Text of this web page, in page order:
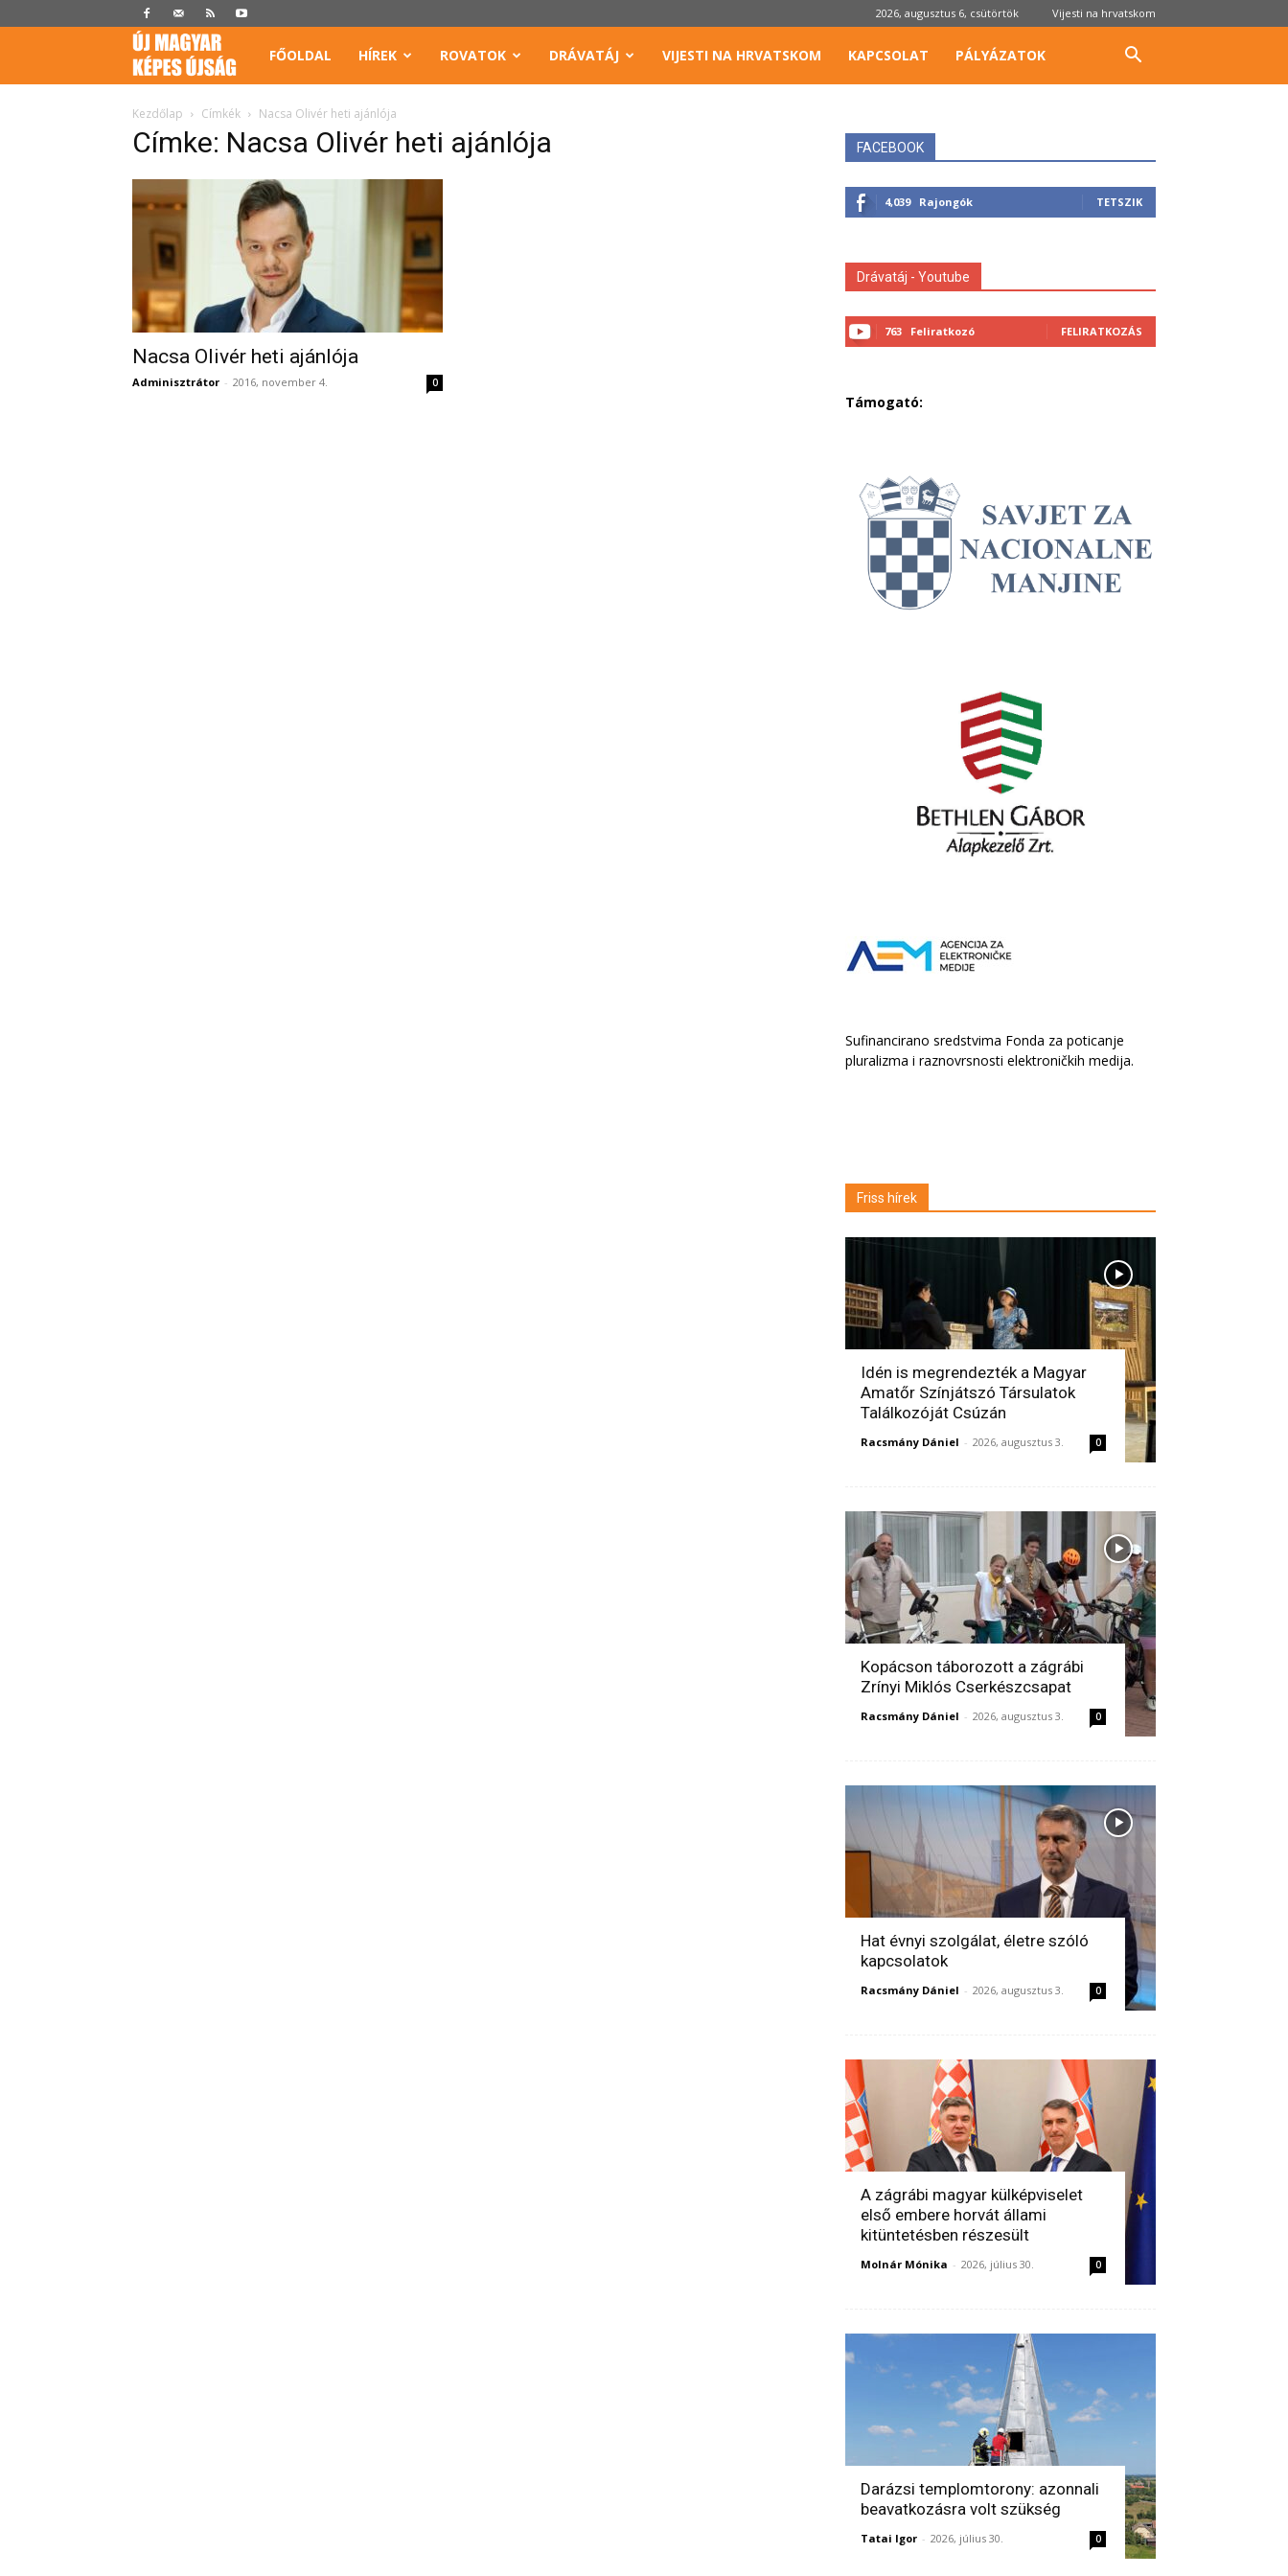
2026, augusztus 6, csütörtök Vijesti na hrvatskom
Képes
Újság
FŐOLDAL HÍREK ROVATOK DRÁVATÁJ VIJESTI NA HRVATSKOM KAPCSOLAT PÁLYÁZATOK
Kezdőlap Címkék Nacsa Olivér heti ajánlója
Címke: Nacsa Olivér heti ajánlója
Nacsa Olivér heti ajánlója
Adminisztrátor - 2016, november 4. 0
FACEBOOK
4,039 Rajongók TETSZIK
Drávatáj - Youtube
763 Feliratkozó FELIRATKOZÁS
Támogató:
Sufinancirano sredstvima Fonda za poticanje
pluralizma i raznovrsnosti elektroničkih medija.
Friss hírek
Idén is megrendezték a Magyar
Amatőr Színjátszó Társulatok
Találkozóját Csúzán
Racsmány Dániel - 2026, augusztus 3. 0
Kopácson táborozott a zágrábi
Zrínyi Miklós Cserkészcsapat
Racsmány Dániel - 2026, augusztus 3. 0
Hat évnyi szolgálat, életre szóló
kapcsolatok
Racsmány Dániel - 2026, augusztus 3. 0
A zágrábi magyar külképviselet
első embere horvát állami
kitüntetésben részesült
Molnár Mónika - 2026, július 30. 0
Darázsi templomtorony: azonnali
beavatkozásra volt szükség
Tatai Igor - 2026, július 30. 0